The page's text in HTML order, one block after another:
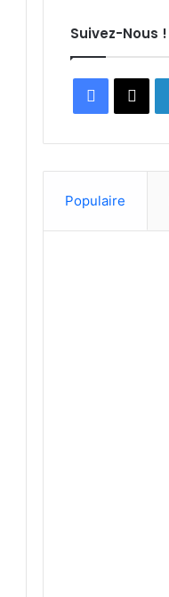
Suivez-Nous !
Facebook
X
Populaire